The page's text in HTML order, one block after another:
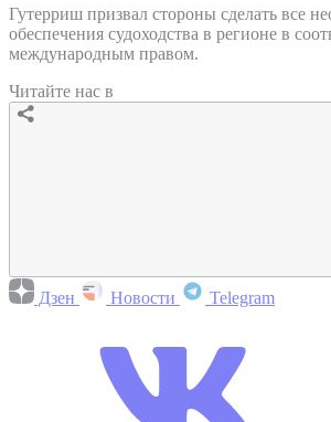
Гутерриш призвал стороны сделать все
обеспечения судоходства в регионе в
международным правом.
Читайте нас в
Дзен Новости Telegram